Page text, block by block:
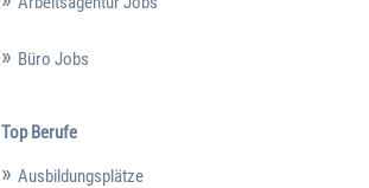
Büro Jobs
Top Berufe
Ausbildungsplätze